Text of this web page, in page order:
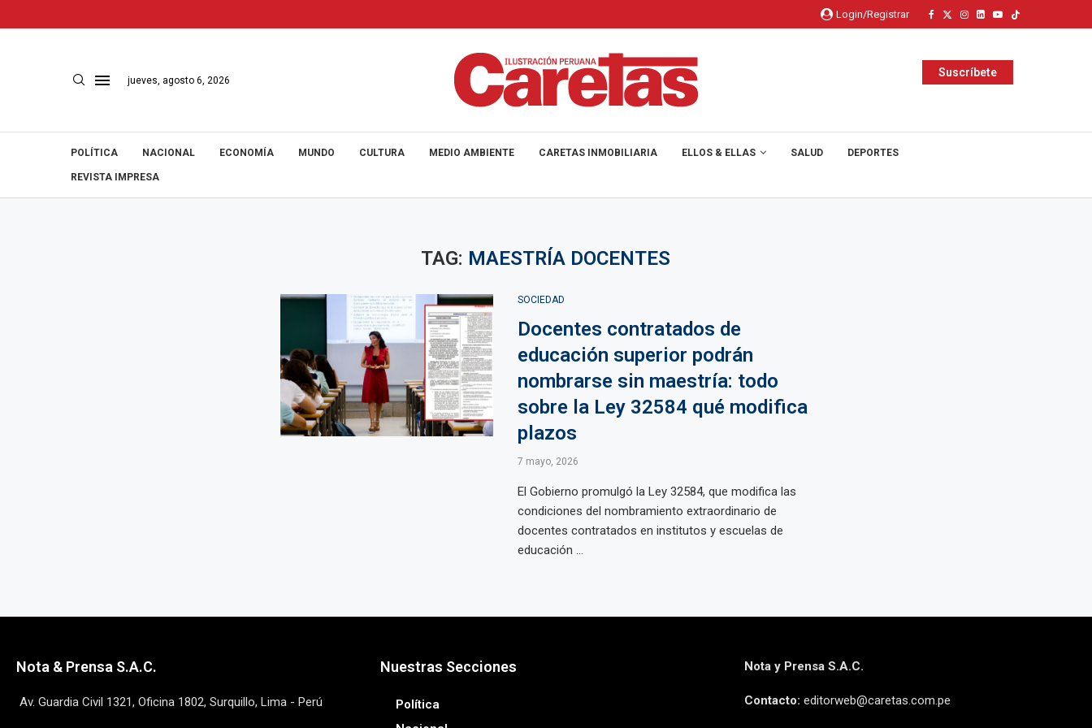
Login/Registrar
jueves, agosto 6, 2026
Suscríbete
POLÍTICA NACIONAL ECONOMÍA MUNDO CULTURA MEDIO AMBIENTE CARETAS INMOBILIARIA ELLOS & ELLAS SALUD DEPORTES
REVISTA IMPRESA
TAG: MAESTRÍA DOCENTES
SOCIEDAD
Docentes contratados de
educación superior podrán
nombrarse sin maestría: todo
sobre la Ley 32584 qué modifica
plazos
7 mayo, 2026
El Gobierno promulgó la Ley 32584, que modifica las
condiciones del nombramiento extraordinario de
docentes contratados en institutos y escuelas de
educación ...
Nota & Prensa S.A.C.
Av. Guardia Civil 1321, Oficina 1802, Surquillo, Lima - Perú
Nuestras Secciones
Política
Nota y Prensa S.A.C.
Contacto: editorweb@caretas.com.pe